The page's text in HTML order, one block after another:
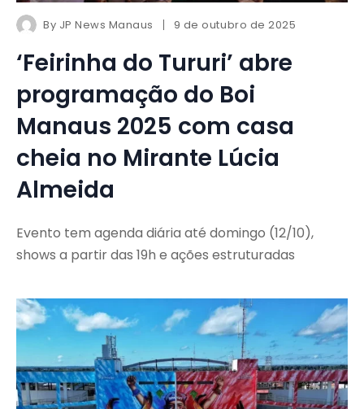
By JP News Manaus 9 de outubro de 2025
‘Feirinha do Tururi’ abre
programação do Boi
Manaus 2025 com casa
cheia no Mirante Lúcia
Almeida
Evento tem agenda diária até domingo (12/10),
shows a partir das 19h e ações estruturadas